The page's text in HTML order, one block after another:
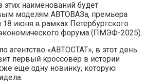
наименований будет
моделям АВТОВАЗа, премьера
18 июня в рамках Петербургского
форума (ПМЭФ-2025).
агентство «АВТОСТАТ», в этот день
первый кроссовер в истории
еще одну новинку, которую